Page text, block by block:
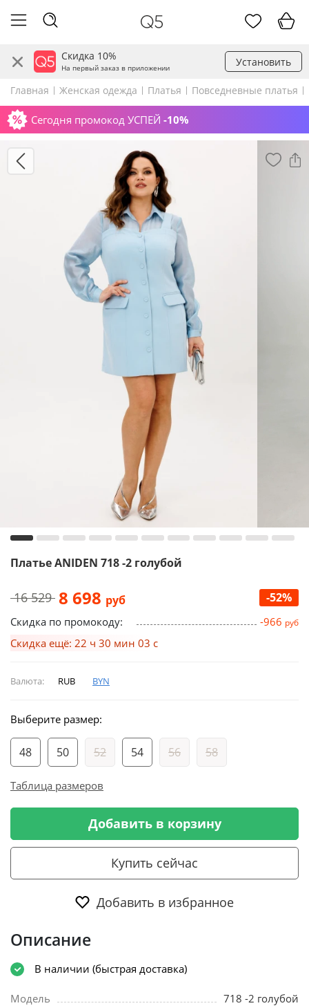
Скидка 10%
На первый заказ в приложении Установить
Главная Женская одежда Платья Повседневные платья
Сегодня промокод УСПЕЙ -10%
Платье ANIDEN 718 -2 голубой
16 529 8 698 руб -52%
Скидка по промокоду: -966 руб
Скидка ещё: 22 ч 30 мин 03 с
Валюта: RUB BYN
Выберите размер:
48 50 52 54 56 58
Таблица размеров
Добавить в корзину
Купить сейчас
Добавить в избранное
Описание
В наличии (быстрая доставка)
Модель
718 -2 голубой